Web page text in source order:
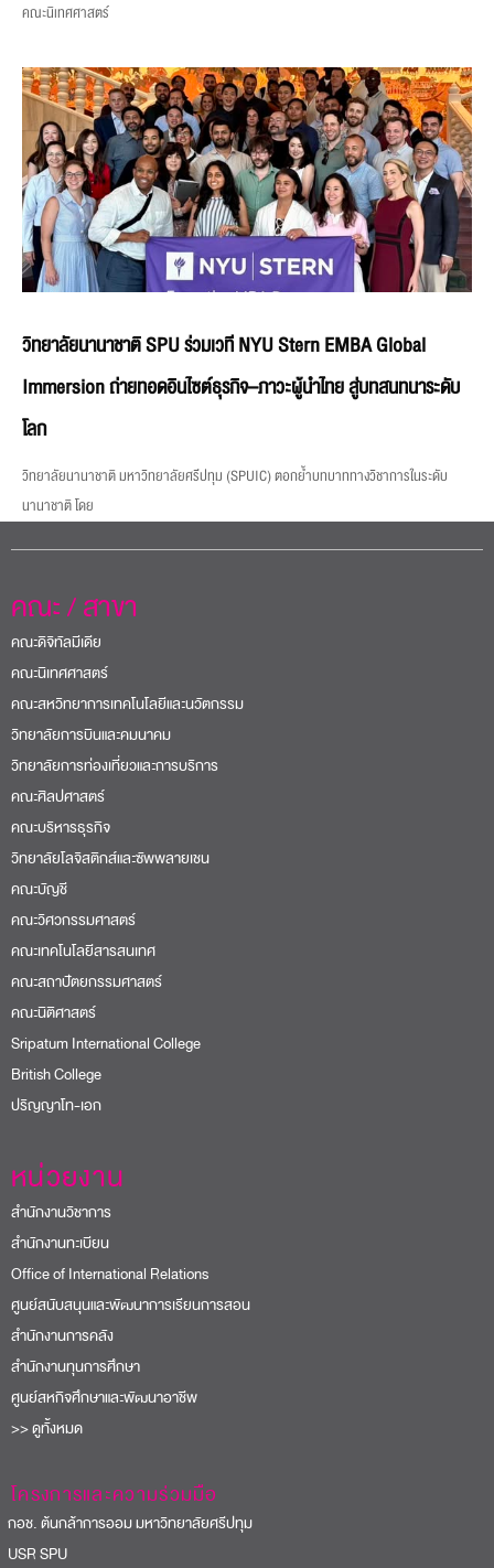
คณะนิเทศศาสตร์
วิทยาลัยนานาชาติ SPU ร่วมเวที NYU Stern EMBA Global
Immersion ถ่ายทอดอินไซต์ธุรกิจ–ภาวะผู้นำไทย สู่บทสนทนาระดับ
โลก
วิทยาลัยนานาชาติ มหาวิทยาลัยศรีปทุม (SPUIC) ตอกย้ำบทบาททางวิชาการในระดับ
นานาชาติ โดย
คณะ / สาขา
คณะดิจิทัลมีเดีย
คณะนิเทศศาสตร์
คณะสหวิทยาการเทคโนโลยีและนวัตกรรม
วิทยาลัยการบินและคมนาคม
วิทยาลัยการท่องเที่ยวและการบริการ
คณะศิลปศาสตร์
คณะบริหารธุรกิจ
วิทยาลัยโลจิสติกส์และซัพพลายเชน
คณะบัญชี
คณะวิศวกรรมศาสตร์
คณะเทคโนโลยีสารสนเทศ
คณะสถาปัตยกรรมศาสตร์
คณะนิติศาสตร์
Sripatum International College
British College
ปริญญาโท-เอก
หน่วยงาน
สำนักงานวิชาการ
สำนักงานทะเบียน
Office of International Relations
ศูนย์สนับสนุนและพัฒนาการเรียนการสอน
สำนักงานการคลัง
สำนักงานทุนการศึกษา
ศูนย์สหกิจศึกษาและพัฒนาอาชีพ
>> ดูทั้งหมด
โครงการและความร่วมมือ
ช. ต้นกล้าการออม มหาวิทยาลัยศรีปทุม
SPU